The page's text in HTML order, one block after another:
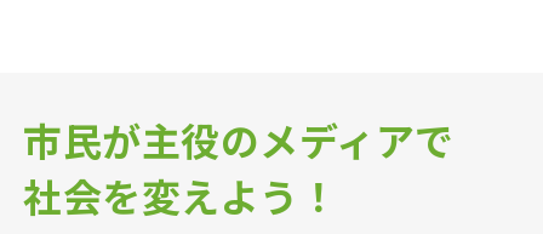
市民が主役のメディアで
社会を変えよう！